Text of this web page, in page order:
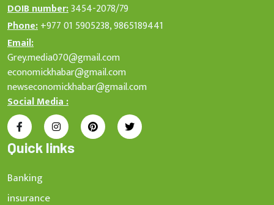
DOIB number:3454-2078/79
Phone:+977 01 5905238, 9865189441
Email:
Grey.media070@gmail.com
economickhabar@gmail.com
newseconomickhabar@gmail.com
Social Media :
Quick links
Banking
insurance